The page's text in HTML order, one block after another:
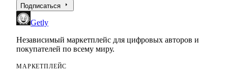
Подписаться arrow_right
Getly
Независимый маркетплейс для цифровых авторов и
покупателей по всему миру.
МАРКЕТПЛЕЙС